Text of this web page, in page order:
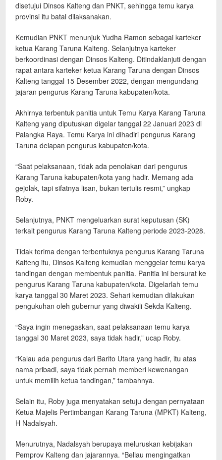
disetujui Dinsos Kalteng dan PNKT, sehingga temu karya
provinsi itu batal dilaksanakan.
Kemudian PNKT menunjuk Yudha Ramon sebagai karteker
ketua Karang Taruna Kalteng. Selanjutnya karteker
berkoordinasi dengan Dinsos Kalteng. Ditindaklanjuti dengan
rapat antara karteker ketua Karang Taruna dengan Dinsos
Kalteng tanggal 15 Desember 2022, dengan mengundang
jajaran pengurus Karang Taruna kabupaten/kota.
Akhirnya terbentuk panitia untuk Temu Karya Karang Taruna
Kalteng yang diputuskan digelar tanggal 22 Januari 2023 di
Palangka Raya. Temu Karya ini dihadiri pengurus Karang
Taruna delapan pengurus kabupaten/kota.
“Saat pelaksanaan, tidak ada penolakan dari pengurus
Karang Taruna kabupaten/kota yang hadir. Memang ada
gejolak, tapi sifatnya lisan, bukan tertulis resmi,” ungkap
Roby.
Selanjutnya, PNKT mengeluarkan surat keputusan (SK)
terkait pengurus Karang Taruna Kalteng periode 2023-2028.
Tidak terima dengan terbentuknya pengurus Karang Taruna
Kalteng itu, Dinsos Kalteng kemudian menggelar temu karya
tandingan dengan membentuk panitia. Panitia ini bersurat ke
pengurus Karang Taruna kabupaten/kota. Digelarlah temu
karya tanggal 30 Maret 2023. Sehari kemudian dilakukan
pengukuhan oleh gubernur yang diwakili Sekda Kalteng.
“Saya ingin menegaskan, saat pelaksanaan temu karya
tanggal 30 Maret 2023, saya tidak hadir,” ucap Roby.
“Kalau ada pengurus dari Barito Utara yang hadir, itu atas
nama pribadi, saya tidak pernah memberi kewenangan
untuk memilih ketua tandingan,” tambahnya.
Selain itu, Roby juga menyatakan setuju dengan pernyataan
Ketua Majelis Pertimbangan Karang Taruna (MPKT) Kalteng,
H Nadalsyah.
Menurutnya, Nadalsyah berupaya meluruskan kebijakan
Pemprov Kalteng dan jajarannya. “Beliau mengingatkan